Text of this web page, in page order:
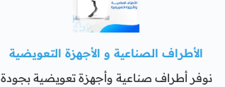
الأطراف الصناعية و الأجهزة التعويضية
نوفر أطراف صناعية وأجهزة تعويضية بجودة